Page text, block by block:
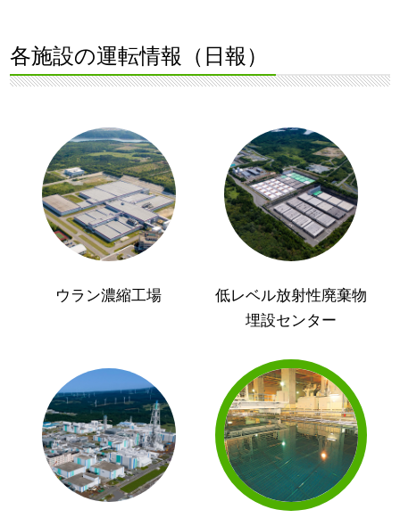
各施設の運転情報（日報）
ウラン濃縮工場
低レベル放射性廃棄物
埋設センター